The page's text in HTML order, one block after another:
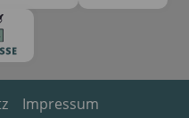
Impressum